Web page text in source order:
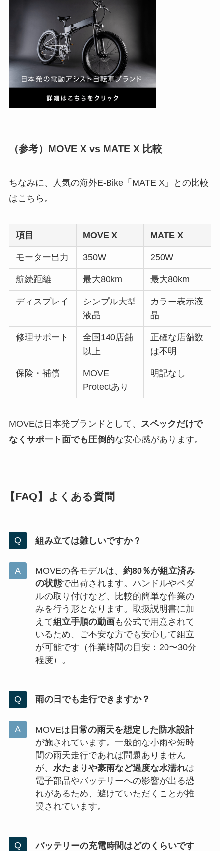
（参考）MOVE X vs MATE X 比較
ちなみに、人気の海外E-Bike「MATE X」との比較
はこちら。
項目 MOVE X MATE X
モーター出力 350W 250W
航続距離 最大80km 最大80km
ディスプレイ
シンプル大型
液晶
カラー表示液
晶
修理サポート
全国140店舗
以上
正確な店舗数
は不明
保険・補償
MOVE
Protectあり
明記なし
MOVEは日本発ブランドとして、
スペックだけで
なくサポート面でも圧倒的な安心感があります。
【FAQ】よくある質問
組み立ては難しいですか？
MOVEの各モデルは、 約80％が組立済み
の状態で出荷されます。ハンドルやペダ
ルの取り付けなど、比較的簡単な作業の
みを行う形となります。取扱説明書に加
えて組立手順の動画も公式で用意されて
いるため、ご不安な方でも安心して組立
が可能です（作業時間の目安：20〜30分
程度）。
雨の日でも走行できますか？
MOVEは 日常の雨天を想定した防水設計
が施されています。一般的な小雨や短時
間の雨天走行であれば問題ありません
が、 水たまりや豪雨など過度な水濡れは
電子部品やバッテリーへの影響が出る恐
れがあるため、避けていただくことが推
奨されています。
バッテリーの充電時間はどのくらいです